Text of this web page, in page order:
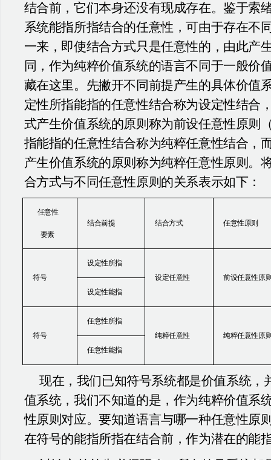
结合前，它们本身还没有现成存在。鉴于索
系统能指所指结合的任意性，可由于存在不
一来，即使结合方式只是任意性的，由此产
同，作为纯粹价值系统的语言不同于一般价
藏在这里。先撇开不同前提产生的具体价值
定性所指能指的任意性结合称为设定性结合
式产生价值系统的原则称为前设任意性原则
指能指的任意性结合称为纯粹任意性结合，
产生价值系统的原则称为纯粹任意性原则。
合方式与不同任意性原则的关系表示如下：
任意性
要素
结合前提 结合方式 任意性原则
符号
设定性所指
设定任意性
前设任意性原
设定性能指
符号
任意性所指
纯粹任意性
纯粹任意性原
任意性能指
现在，我们已知符号系统都是价值系统，
值系统，我们不知道的是，作为纯粹价值系
性原则对应。要知道语言与哪一种任意性原
在符号的能指所指在结合前，作为潜在的能